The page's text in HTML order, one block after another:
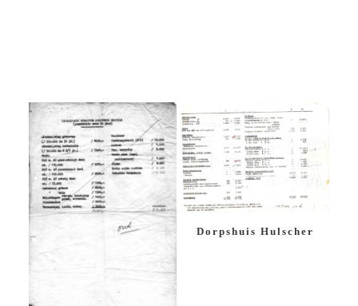
Dorpshuis Hulscher